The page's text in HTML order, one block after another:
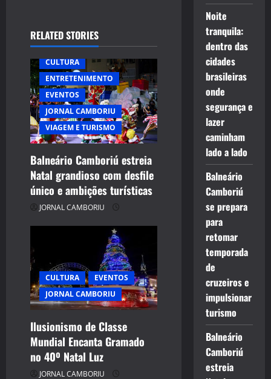
v
i
g
a
t
i
o
n
RELATED STORIES
CULTURA
ENTRETENIMENTO
EVENTOS
JORNAL CAMBORIU
VIAGEM E TURISMO
Balneário Camboriú estreia
Natal grandioso com desfile
único e ambições turísticas
JORNAL CAMBORIU
CULTURA
EVENTOS
JORNAL CAMBORIU
Ilusionismo de Classe
Mundial Encanta Gramado
no 40º Natal Luz
JORNAL CAMBORIU
Noite
tranquila:
dentro das
cidades
brasileiras
onde
segurança e
lazer
caminham
lado a lado
Balneário
Camboriú
se prepara
para
retomar
temporada
de
cruzeiros e
impulsionar
turismo
Balneário
Camboriú
estreia